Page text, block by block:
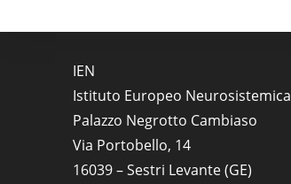
IEN
Istituto Europeo Neurosistemica
Palazzo Negrotto Cambiaso
Via Portobello, 14
16039 – Sestri Levante (GE)